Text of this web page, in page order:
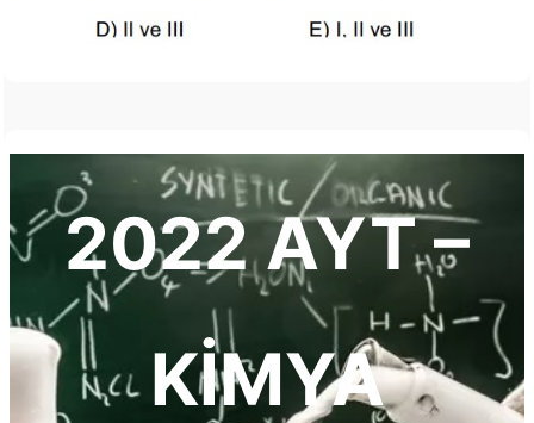
2022 AYT –
KİMYA